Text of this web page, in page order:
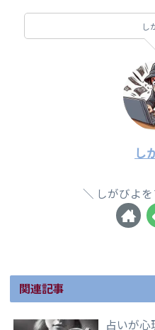
し
し
しがびよ
関連記事
占いが